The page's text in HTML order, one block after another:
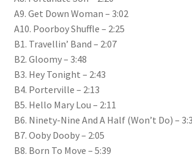
A9. Get Down Woman – 3:02
A10. Poorboy Shuffle – 2:25
B1. Travellin’ Band – 2:07
B2. Gloomy – 3:48
B3. Hey Tonight – 2:43
B4. Porterville – 2:13
B5. Hello Mary Lou – 2:11
B6. Ninety-Nine And A Half (Won’t Do) –
B7. Ooby Dooby – 2:05
B8. Born To Move – 5:39